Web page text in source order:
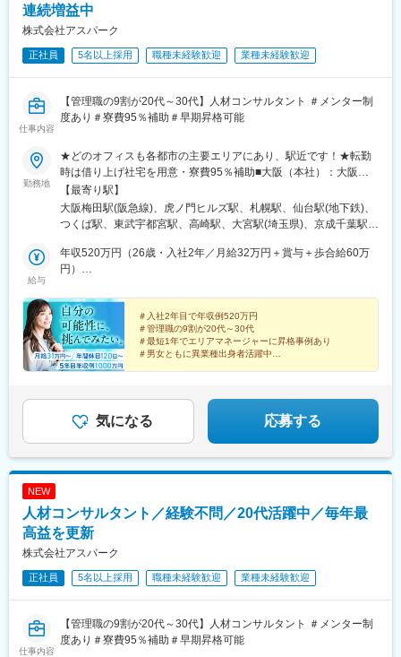
連続増益中
株式会社アスパーク
正社員 5名以上採用 職種未経験歓迎 業種未経験歓迎
仕事内容
【管理職の9割が20代～30代】人材コンサルタント ＃メンター制
度あり＃寮費95％補助＃早期昇格可能
勤務地
★どのオフィスも各都市の主要エリアにあり、駅近です！★転勤
時は借り上げ社宅を用意・寮費95％補助■大阪（本社）：大阪市
北区■東京：東京都港区■札幌：北海道札幌市北区■仙台：宮城県
仙台市青葉区■つくば：茨城県つくば市■宇都宮：栃木県宇都宮市
■高崎：群馬県高崎市■大宮：埼玉県さいたま市大宮区■千葉：千
市■金沢：石川県金沢市■新潟：新潟県新潟市中央区■長野：長野
県長野市■名古屋：愛知県名古屋市中村区■静岡：静岡県静岡市駿
路：兵庫県姫路市■神戸：兵庫県神戸市中央区■高松：香川県高松
市■岡山：岡山県岡山市北区■広島：広島県広島市中区■福岡：福
岡県福岡市中央区■熊本：熊本県熊本市中央区★2026年も新拠点
立ち上げを予定！※受動喫煙防止対策：オフィス内全面禁煙
【最寄り駅】
大阪梅田駅(阪急線)、虎ノ門ヒルズ駅、札幌駅、仙台駅(地下鉄)、
つくば駅、東武宇都宮駅、高崎駅、大宮駅(埼玉県)、京成千葉駅、
岡駅、浜松駅、名古屋駅、烏丸駅、山陽姫路駅、三宮駅(神戸新交
通)、高松駅(香川県)、岡山駅、八丁堀駅(広島県)、天神駅、花畑町
駅、神奈川駅、オークスカナルパークホテル富山前、金沢駅、市
役所前駅(長野県)、新静岡駅、第一通り駅、近鉄名古屋駅、四条駅
(京都市営)、姫路駅、神戸三宮駅(阪神)、高松築港駅、岡山駅前
駅、胡町駅、天神南駅、辛島町駅、梅田駅(地下鉄)、神谷町駅、北
１２条駅、あおば通駅、新千葉駅、新高島駅、富山駅、日吉町
道公園駅、銀山町駅、西鉄福岡駅、西辛島町駅
給与
年収520万円（26歳・入社2年／月給32万円＋賞与＋歩合給60万
円）
円）
＃入社2年目で年収例520万円
＃管理職の9割が20代～30代
＃最短1年でエリアマネージャーに昇格事例あり
＃男女ともに異業種出身者活躍中
気になる 応募する
NEW
人材コンサルタント／経験不問／20代活躍中／毎年最
高益を更新
株式会社アスパーク
正社員 5名以上採用 職種未経験歓迎 業種未経験歓迎
仕事内容
【管理職の9割が20代～30代】人材コンサルタント ＃メンター制
度あり＃寮費95％補助＃早期昇格可能